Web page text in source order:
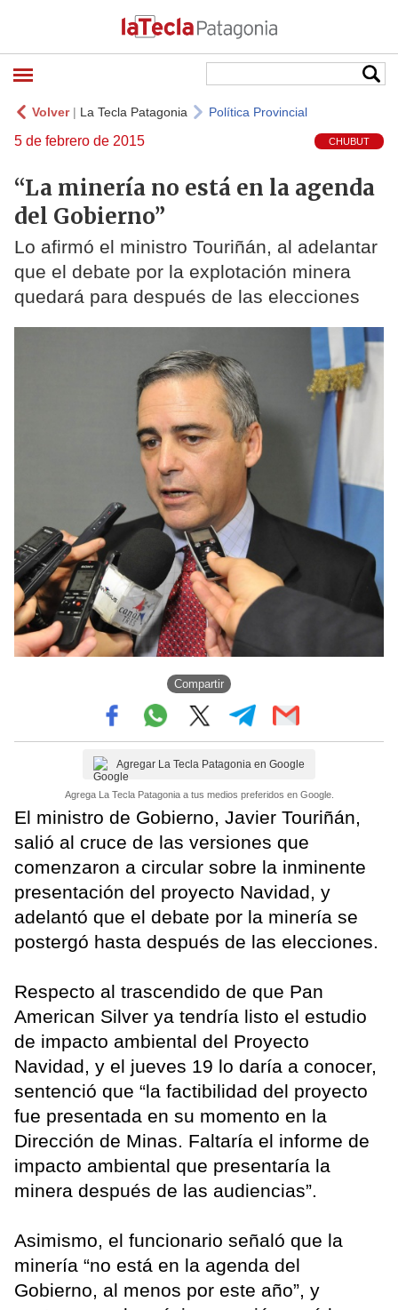
Volver| La Tecla Patagonia Política Provincial
5 de febrero de 2015 CHUBUT
“La minería no está en la agenda
del Gobierno”
Lo afirmó el ministro Touriñán, al adelantar
que el debate por la explotación minera
quedará para después de las elecciones
Compartir
Agregar La Tecla Patagonia en Google
Agrega La Tecla Patagonia a tus medios preferidos en Google.
El ministro de Gobierno, Javier Touriñán,
salió al cruce de las versiones que
comenzaron a circular sobre la inminente
presentación del proyecto Navidad, y
adelantó que el debate por la minería se
postergó hasta después de las elecciones.
Respecto al trascendido de que Pan
American Silver ya tendría listo el estudio
de impacto ambiental del Proyecto
Navidad, y el jueves 19 lo daría a conocer,
sentenció que “la factibilidad del proyecto
fue presentada en su momento en la
Dirección de Minas. Faltaría el informe de
impacto ambiental que presentaría la
minera después de las audiencias”.
Asimismo, el funcionario señaló que la
minería “no está en la agenda del
Gobierno, al menos por este año”, y